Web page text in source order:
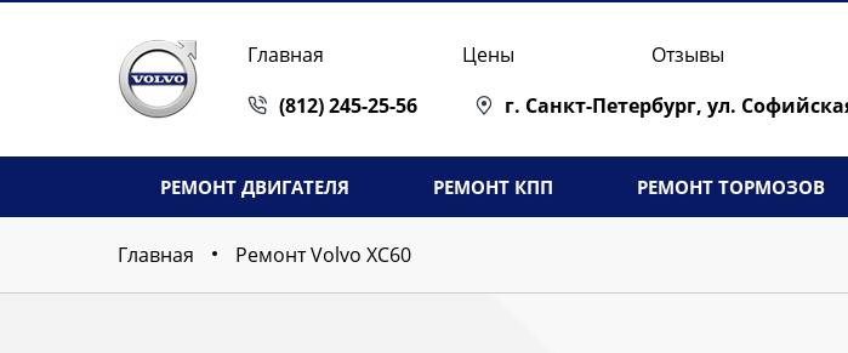
Главная Цены Отзывы
(812) 245-25-56
г. Санкт-Петербург, ул.
РЕМОНТ ДВИГАТЕЛЯ РЕМОНТ КПП РЕМОНТ ТОРМОЗОВ
Главная Ремонт Volvo XC60